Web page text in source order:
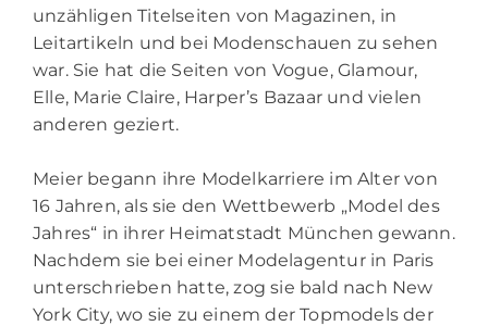
unzähligen Titelseiten von Magazinen, in
Leitartikeln und bei Modenschauen zu sehen
war. Sie hat die Seiten von Vogue, Glamour,
Elle, Marie Claire, Harper’s Bazaar und vielen
anderen geziert.
Meier begann ihre Modelkarriere im Alter von
16 Jahren, als sie den Wettbewerb „Model des
Jahres“ in ihrer Heimatstadt München gewann.
Nachdem sie bei einer Modelagentur in Paris
unterschrieben hatte, zog sie bald nach New
York City, wo sie zu einem der Topmodels der